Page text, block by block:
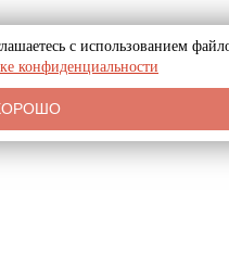
с использованием
конфиденциальности